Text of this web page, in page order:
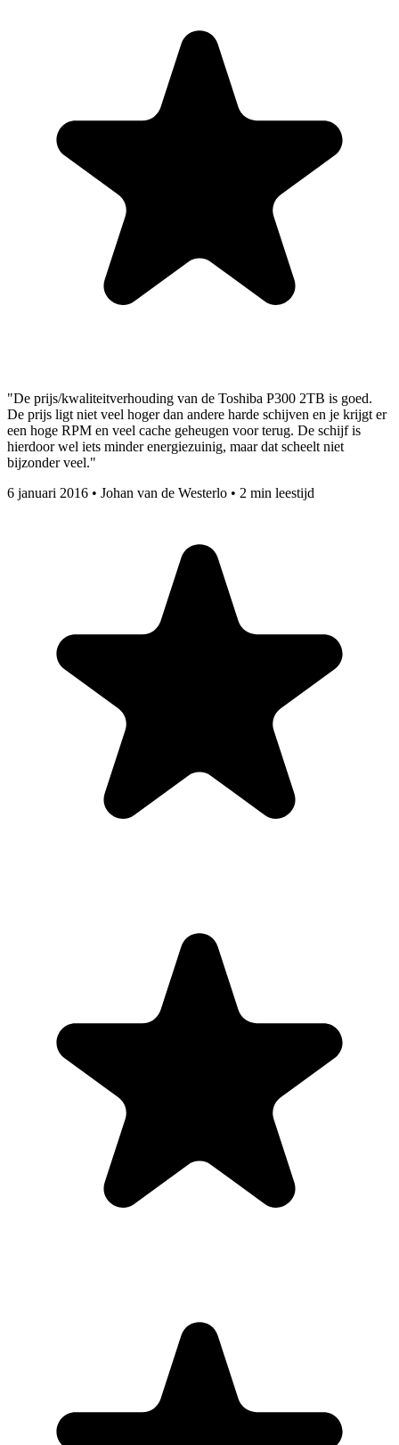
"De prijs/kwaliteitverhouding van de Toshiba P300 2TB is goed.
De prijs ligt niet veel hoger dan andere harde schijven en je krijgt er
een hoge RPM en veel cache geheugen voor terug. De schijf is
hierdoor wel iets minder energiezuinig, maar dat scheelt niet
bijzonder veel."
6 januari 2016 • Johan van de Westerlo • 2 min leestijd